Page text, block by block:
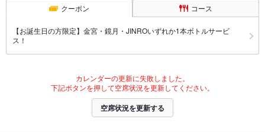
クーポン コース
【お誕生日の方限定】金宮・鏡月・JINROいずれか1本ボトルサービ
ス！
カレンダーの更新に失敗しました。
下記ボタンを押して空席状況を更新してください。
空席状況を更新する